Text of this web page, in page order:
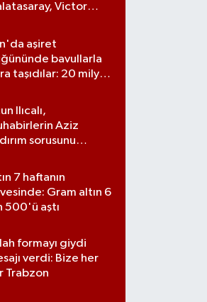
Victor
aşiret
bavullarla
taşıdılar: 20 milyon
Ilıcalı,
Aziz
sorusunu
7 haftanın
Gram altın 6
500'ü aştı
formayı giydi
verdi: Bize her
Trabzon